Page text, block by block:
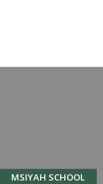
MSIYAH SCHOOL